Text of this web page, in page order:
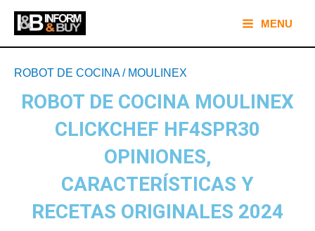
contenido
Main
Menu
MENU
ROBOT DE COCINA/ MOULINEX
ROBOT DE COCINA MOULINEX
CLICKCHEF HF4SPR30
OPINIONES,
CARACTERÍSTICAS Y
RECETAS ORIGINALES 2024
de
entradas